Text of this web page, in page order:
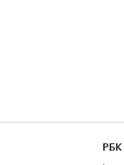
РБК